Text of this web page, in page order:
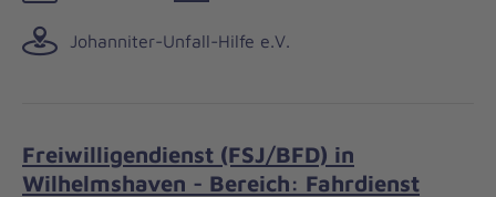
Johanniter-Unfall-Hilfe e.V.
Freiwilligendienst (FSJ/BFD) in
Wilhelmshaven - Bereich: Fahrdienst